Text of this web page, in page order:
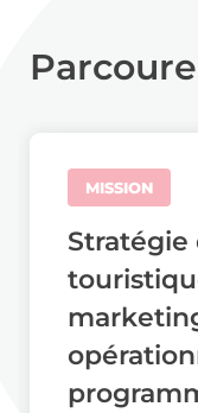
MISSION